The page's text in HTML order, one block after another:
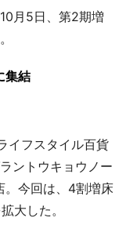
月5日、第2期増
集結
イフスタイル百貨
ントウキョウノー
。今回は、4割増床
大した。